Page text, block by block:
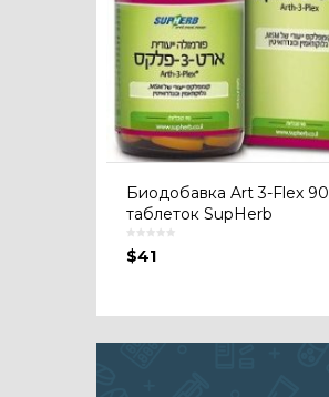
Биодобавка Art 3-Flex 90
таблеток SupHerb
$41